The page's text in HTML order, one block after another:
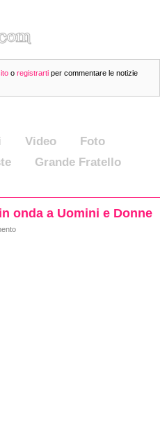
o registrarti per commentare le notizie
Video
Foto
Grande Fratello
onda a Uomini e Donne